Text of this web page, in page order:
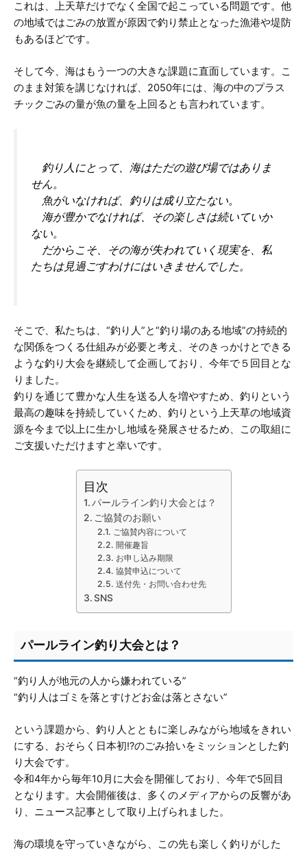
これは、上天草だけでなく全国で起こっている問題です。他
の地域ではごみの放置が原因で釣り禁止となった漁港や堤防
もあるほどです。
そして今、海はもう一つの大きな課題に直面しています。こ
のまま対策を講じなければ、2050年には、海の中のプラス
チックごみの量が魚の量を上回るとも言われています。
釣り人にとって、海はただの遊び場ではありま
せん。
魚がいなければ、釣りは成り立たない。
海が豊かでなければ、その楽しさは続いていか
ない。
だからこそ、その海が失われていく現実を、私
たちは見過ごすわけにはいきませんでした。
そこで、私たちは、“釣り人”と“釣り場のある地域”の持続的
な関係をつくる仕組みが必要と考え、そのきっかけとできる
ような釣り大会を継続して企画しており、今年で５回目とな
りました。
釣りを通じて豊かな人生を送る人を増やすため、釣りという
最高の趣味を持続していくため、釣りという上天草の地域資
源を今まで以上に生かし地域を発展させるため、この取組に
ご支援いただけますと幸いです。
目次
パールライン釣り大会とは？
ご協賛のお願い
ご協賛内容について
開催趣旨
お申し込み期限
協賛申込について
送付先・お問い合わせ先
SNS
パールライン釣り大会とは？
“釣り人が地元の人から嫌われている”
“釣り人はゴミを落とすけどお金は落とさない”
という課題から、釣り人とともに楽しみながら地域をきれい
にする、おそらく日本初!?のごみ拾いをミッションとした釣
り大会です。
令和4年から毎年10月に大会を開催しており、今年で5回目
となります。大会開催後は、多くのメディアからの反響があ
り、ニュース記事として取り上げられました。
海の環境を守っていきながら、この先も楽しく釣りがした